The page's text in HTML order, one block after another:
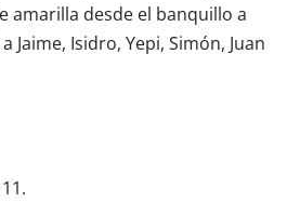
amarilla desde el banquillo a
Jaime, Isidro, Yepi, Simón, Juan